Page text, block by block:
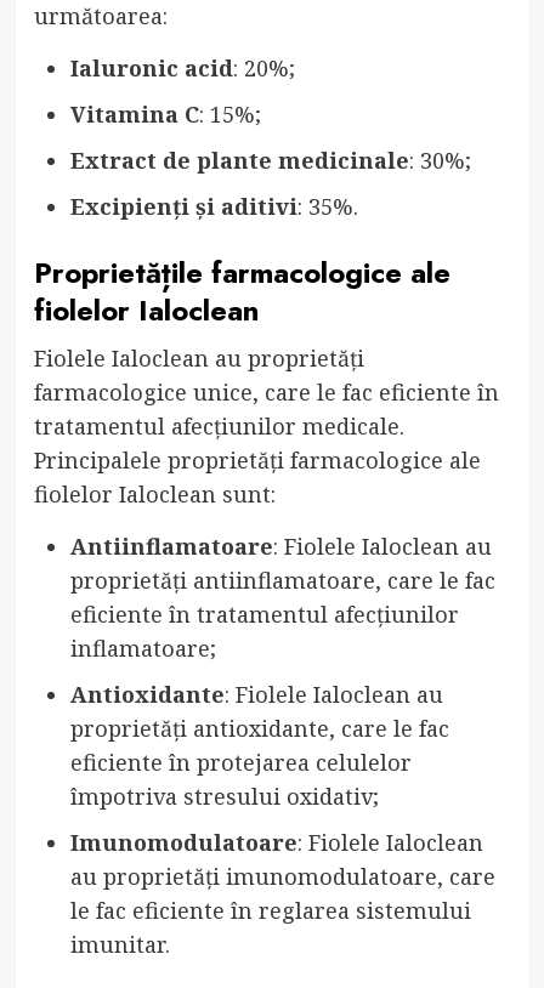
următoarea:
Ialuronic acid: 20%;
Vitamina C: 15%;
Extract de plante medicinale: 30%;
Excipienți și aditivi: 35%.
Proprietățile farmacologice ale
fiolelor Ialoclean
Fiolele Ialoclean au proprietăți
farmacologice unice, care le fac eficiente în
tratamentul afecțiunilor medicale.
Principalele proprietăți farmacologice ale
fiolelor Ialoclean sunt:
Antiinflamatoare: Fiolele Ialoclean au
proprietăți antiinflamatoare, care le fac
eficiente în tratamentul afecțiunilor
inflamatoare;
Antioxidante: Fiolele Ialoclean au
proprietăți antioxidante, care le fac
eficiente în protejarea celulelor
împotriva stresului oxidativ;
Imunomodulatoare: Fiolele Ialoclean
au proprietăți imunomodulatoare, care
le fac eficiente în reglarea sistemului
imunitar.